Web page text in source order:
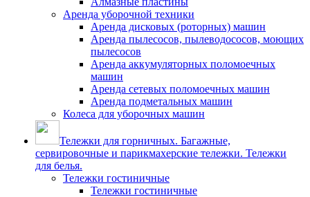
Аренда уборочной техники
Аренда дисковых (роторных) машин
Аренда пылесосов, пылеводососов, моющих
пылесосов
Аренда аккумуляторных поломоечных
машин
Аренда сетевых поломоечных машин
Аренда подметальных машин
Колеса для уборочных машин
Тележки для горничных. Багажные,
сервировочные и парикмахерские тележки. Тележки
для белья.
Тележки гостиничные
Тележки гостиничные